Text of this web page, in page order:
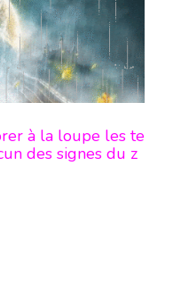
»
à la loupe les te
des signes du z